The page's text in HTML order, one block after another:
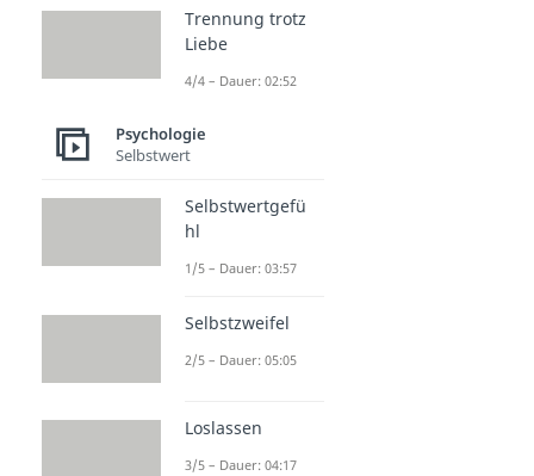
Trennung trotz
Liebe
4/4 – Dauer: 02:52
Psychologie
Selbstwert
Selbstwertgefü
hl
1/5 – Dauer: 03:57
Selbstzweifel
2/5 – Dauer: 05:05
Loslassen
3/5 – Dauer: 04:17